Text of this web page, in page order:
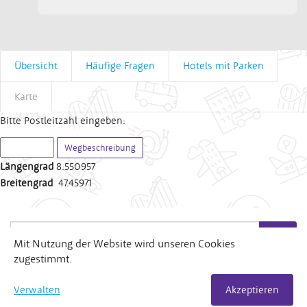
Übersicht Häufige Fragen Hotels mit Parken
Karte
Bitte Postleitzahl eingeben:
Längengrad 8.550957
Breitengrad 47.45971
Suchen
Nützliche Links
Mit Nutzung der Website wird unseren Cookies
zugestimmt.
Verwalten Akzeptieren